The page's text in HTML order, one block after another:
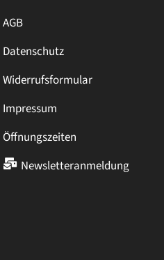
AGB
Datenschutz
Widerrufsformular
Impressum
Öffnungszeiten
Newsletteranmeldung